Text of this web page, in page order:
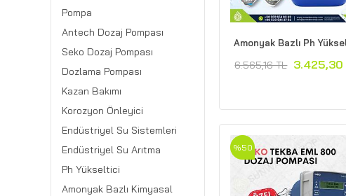
Pompa
Antech Dozaj Pompası
Seko Dozaj Pompası
Dozlama Pompası
Kazan Bakımı
Korozyon Önleyici
Endüstriyel Su Sistemleri
Endüstriyel Su Arıtma
Ph Yükseltici
Amonyak Bazlı Kimyasal
Amonyak Bazlı Ph
6.565,16 TL 3.425,30
%50